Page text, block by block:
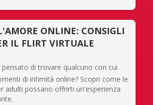
ONLINE: CONSIGLI
IL FLIRT VIRTUALE
pensato di trovare qualcuno con cui
di intimità online? Scopri come le
adulti possano offrirti un'esperienza